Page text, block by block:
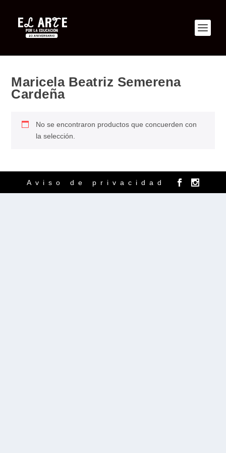
Maricela Beatriz Semerena
Cardeña
No se encontraron productos que concuerden con
la selección.
Aviso de privacidad